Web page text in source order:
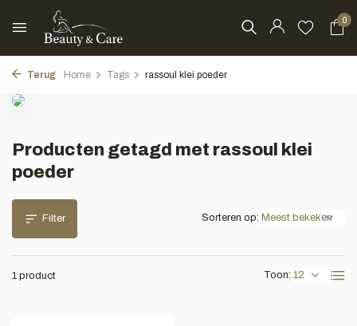
0
Terug Home Tags rassoul klei poeder
Producten getagd met rassoul klei
poeder
Filter
1 product Toon:
Sorteren op: